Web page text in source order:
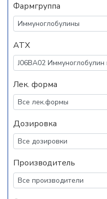
Фармгруппа
АТХ
Лек. форма
Дозировка
Производитель